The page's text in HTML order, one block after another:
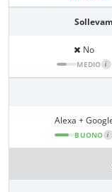
No
MEDIO i
Alexa +
BUONO i